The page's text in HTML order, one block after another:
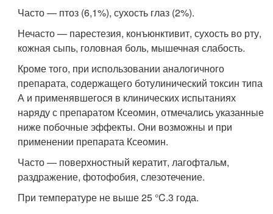
Часто — птоз (6,1%), сухость глаз (2%).
Нечасто — парестезия, конъюнктивит, сухость во рту,
кожная сыпь, головная боль, мышечная слабость.
Кроме того, при использовании аналогичного
препарата, содержащего ботулинический токсин типа
А и применявшегося в клинических испытаниях
наряду с препаратом Ксеомин, отмечались указанные
ниже побочные эффекты. Они возможны и при
применении препарата Ксеомин.
Часто — поверхностный кератит, лагофтальм,
раздражение, фотофобия, слезотечение.
При температуре не выше 25 °C.3 года.